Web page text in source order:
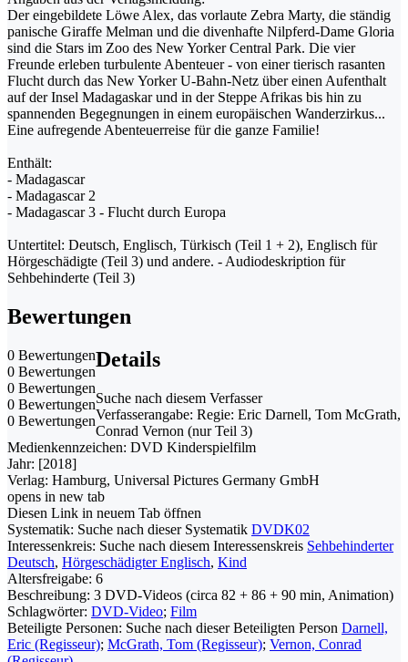
Der eingebildete Löwe Alex, das vorlaute Zebra Marty, die ständig
panische Giraffe Melman und die divenhafte Nilpferd-Dame Gloria
sind die Stars im Zoo des New Yorker Central Park. Die vier
Freunde erleben turbulente Abenteuer - von einer tierisch rasanten
Flucht durch das New Yorker U-Bahn-Netz über einen Aufenthalt
auf der Insel Madagaskar und in der Steppe Afrikas bis hin zu
spannenden Begegnungen in einem europäischen Wanderzirkus...
Eine aufregende Abenteuerreise für die ganze Familie!
Enthält:
- Madagascar
- Madagascar 2
- Madagascar 3 - Flucht durch Europa
Untertitel: Deutsch, Englisch, Türkisch (Teil 1 + 2), Englisch für
Hörgeschädigte (Teil 3) und andere. - Audiodeskription für
Sehbehinderte (Teil 3)
Bewertungen
0 Bewertungen
0 Bewertungen
0 Bewertungen
0 Bewertungen
0 Bewertungen
Details
Suche nach diesem Verfasser
Verfasserangabe: Regie: Eric Darnell, Tom McGrath,
Conrad Vernon (nur Teil 3)
Medienkennzeichen: DVD Kinderspielfilm
Jahr: [2018]
Verlag: Hamburg, Universal Pictures Germany GmbH
opens in new tab
Diesen Link in neuem Tab öffnen
Systematik: Suche nach dieser Systematik DVDK02
Interessenkreis: Suche nach diesem Interessenskreis Sehbehinderter
Deutsch, Hörgeschädigter Englisch, Kind
Altersfreigabe: 6
Beschreibung: 3 DVD-Videos (circa 82 + 86 + 90 min, Animation)
Schlagwörter: DVD-Video; Film
Beteiligte Personen: Suche nach dieser Beteiligten Person Darnell,
Eric (Regisseur); McGrath, Tom (Regisseur); Vernon, Conrad